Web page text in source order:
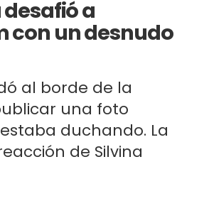
desafió a
con un desnudo
al borde de la
una foto
duchando. La
de Silvina